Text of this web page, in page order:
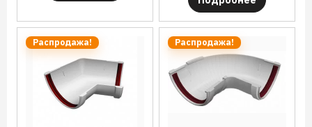
Распродажа! Распродажа!